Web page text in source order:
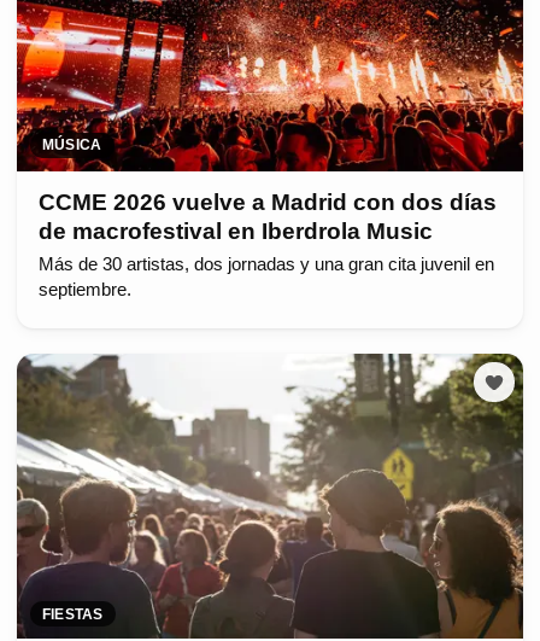
MÚSICA
CCME 2026 vuelve a Madrid con dos días
de macrofestival en Iberdrola Music
Más de 30 artistas, dos jornadas y una gran cita juvenil en
septiembre.
FIESTAS